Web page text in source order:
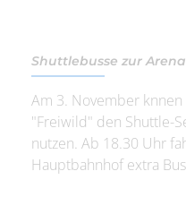
Shuttlebusse zur Arena
Am 3. November
"Freiwild" den Shuttle-
nutzen. Ab 18.30 Uhr
Hauptbahnhof extra